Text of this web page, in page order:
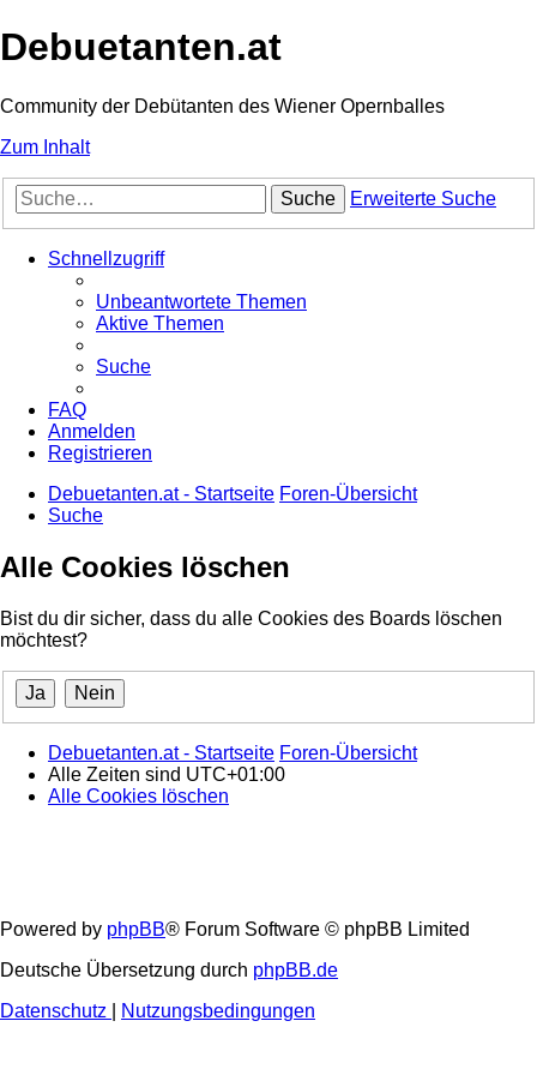
Debuetanten.at
Community der Debütanten des Wiener Opernballes
Zum Inhalt
Suche Erweiterte Suche
Schnellzugriff
Unbeantwortete Themen
Aktive Themen
Suche
FAQ
Anmelden
Registrieren
Debuetanten.at - Startseite Foren-Übersicht
Suche
Alle Cookies löschen
Bist du dir sicher, dass du alle Cookies des Boards löschen
möchtest?
Debuetanten.at - Startseite Foren-Übersicht
Alle Zeiten sind UTC+01:00
Alle Cookies löschen
Powered by phpBB® Forum Software © phpBB Limited
Deutsche Übersetzung durch phpBB.de
Datenschutz
Nutzungsbedingungen